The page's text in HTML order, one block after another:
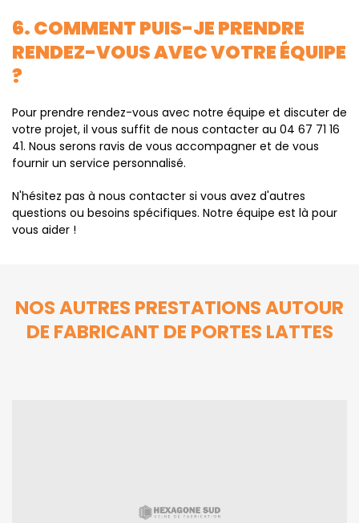
6. COMMENT PUIS-JE PRENDRE
RENDEZ-VOUS AVEC VOTRE ÉQUIPE
?
Pour prendre rendez-vous avec notre équipe et discuter de
votre projet, il vous suffit de nous contacter au 04 67 71 16
41. Nous serons ravis de vous accompagner et de vous
fournir un service personnalisé.
N'hésitez pas à nous contacter si vous avez d'autres
questions ou besoins spécifiques. Notre équipe est là pour
vous aider !
NOS AUTRES PRESTATIONS AUTOUR
DE FABRICANT DE PORTES LATTES